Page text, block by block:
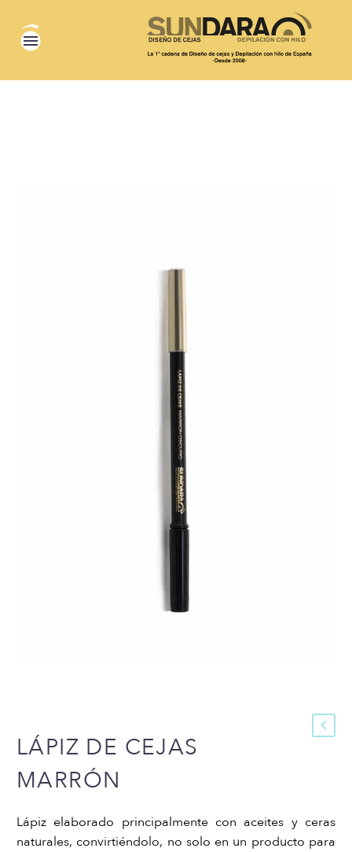
LÁPIZ DE CEJAS
MARRÓN
Lápiz elaborado principalmente con aceites y ceras
naturales, convirtiéndolo, no solo en un producto para